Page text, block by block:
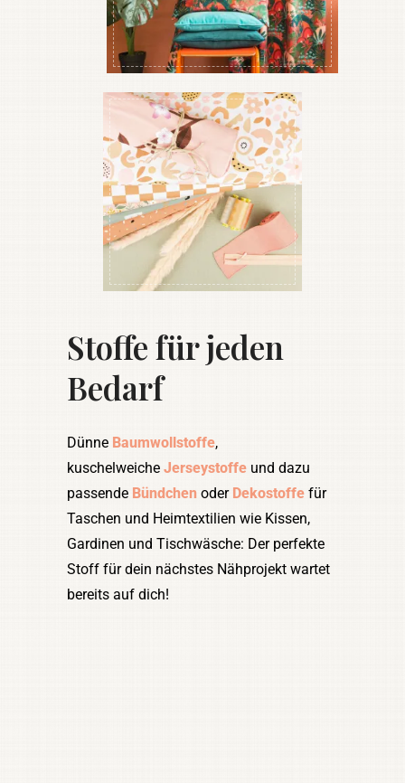
Stoffe für jeden
Bedarf
Dünne Baumwollstoffe,
kuschelweiche Jerseystoffe und dazu
passende Bündchen oder Dekostoffe für
Taschen und Heimtextilien wie Kissen,
Gardinen und Tischwäsche: Der perfekte
Stoff für dein nächstes Nähprojekt wartet
bereits auf dich!